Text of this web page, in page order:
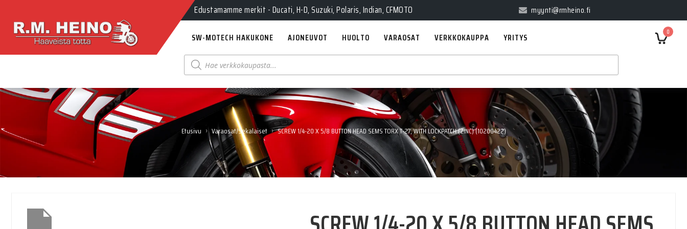
Edustamamme merkit - Ducati, H-D, Suzuki, Polaris, Indian, CFMOTO myynti@rmheino.fi
0
SW-MOTECH HAKUKONE AJONEUVOT HUOLTO VARAOSAT VERKKOKAUPPA YRITYS
Products
search
Etusivu › Varaosat/Sekalaiset › SCREW 1/4-20 X 5/8 BUTTON HEAD SEMS TORX T-27, WITH LOCKPATCH (ZINC) (10200422)